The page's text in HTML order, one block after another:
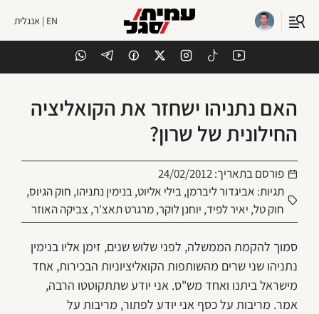
EN | אנגלית
האם נתניהו ישחזר את הקואליציה
החילונית של שרון?
פורסם בתאריך:24/02/2012
תגיות: אביגדור ליברמן,בילי אליוט,בנימין נתניהו, חוק הגיוס,
חוק טל, יאיר לפיד, יוחנן לוקר,מרגרט תאצ'ר, צביקה האוזר
סמוך להקמת הממשלה, לפני שלוש שנים, זימן אליו בנימין
נתניהו שני שרים מהשותפות הקואליציוניות הבכירות, אחד
מישראל ביתנו ואחד מש"ס. אני יודע שתתקוטטו הרבה,
אמר. מריבות על כסף אני יודע לפתור, מריבות על